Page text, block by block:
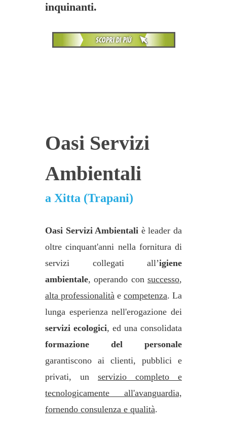
inquinanti.
Oasi Servizi
Ambientali
a Xitta (Trapani)
Oasi Servizi Ambientali è leader da
oltre cinquant'anni nella fornitura di
servizi collegati all’igiene
ambientale, operando con successo,
alta professionalità e competenza. La
lunga esperienza nell'erogazione dei
servizi ecologici, ed una consolidata
formazione del personale
garantiscono ai clienti, pubblici e
privati, un servizio completo e
tecnologicamente all'avanguardia,
fornendo consulenza e qualità.